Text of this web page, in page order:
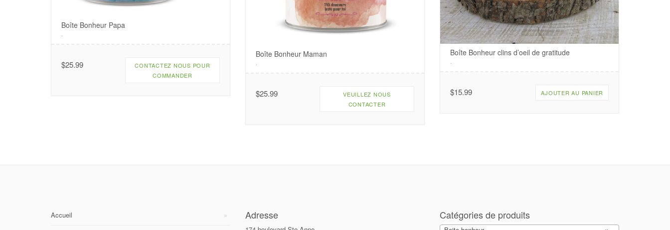
Boîte Bonheur Papa
$25.99
CONTACTEZ NOUS POUR
COMMANDER
Boîte Bonheur Maman
$25.99
VEUILLEZ NOUS
CONTACTER
Boîte Bonheur clins d’oeil de gratitude
$15.99 AJOUTER AU PANIER
Accueil Adresse Catégories de produits